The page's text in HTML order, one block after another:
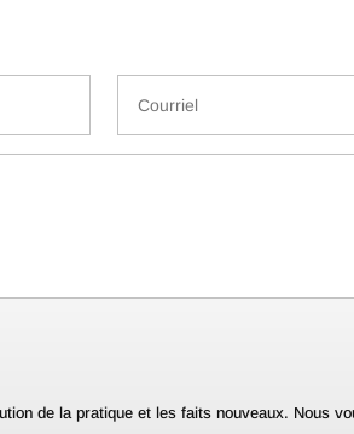
de la pratique et les faits nouveaux. Nous